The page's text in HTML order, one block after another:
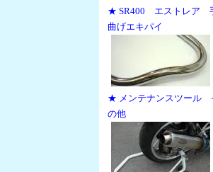
★ SR400 エストレア
曲げエキパイ
★ メンテナンスツール
の他